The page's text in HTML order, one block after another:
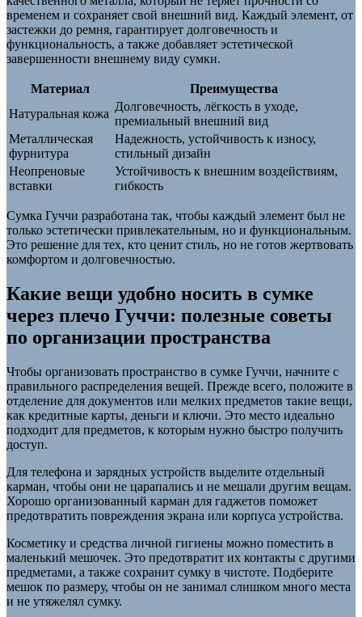
временем и сохраняет свой внешний вид. Каждый элемент, от
застежки до ремня, гарантирует долговечность и
функциональность, а также добавляет эстетической
завершенности внешнему виду сумки.
Материал
Преимущества
Натуральная кожа
Долговечность, лёгкость в уходе,
премиальный внешний вид
Металлическая
фурнитура
Надежность, устойчивость к износу,
стильный дизайн
Неопреновые
вставки
Устойчивость к внешним воздействиям,
гибкость
Сумка Гуччи разработана так, чтобы каждый элемент был не
только эстетически привлекательным, но и функциональным.
Это решение для тех, кто ценит стиль, но не готов жертвовать
комфортом и долговечностью.
Какие вещи удобно носить в сумке
через плечо Гуччи: полезные советы
по организации пространства
Чтобы организовать пространство в сумке Гуччи, начните с
правильного распределения вещей. Прежде всего, положите в
отделение для документов или мелких предметов такие вещи,
как кредитные карты, деньги и ключи. Это место идеально
подходит для предметов, к которым нужно быстро получить
доступ.
Для телефона и зарядных устройств выделите отдельный
карман, чтобы они не царапались и не мешали другим вещам.
Хорошо организованный карман для гаджетов поможет
предотвратить повреждения экрана или корпуса устройства.
Косметику и средства личной гигиены можно поместить в
маленький мешочек. Это предотвратит их контакты с другими
предметами, а также сохранит сумку в чистоте. Подберите
мешок по размеру, чтобы он не занимал слишком много места
и не утяжелял сумку.